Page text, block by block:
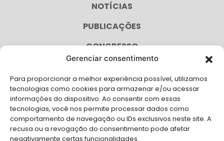
Gerenciar consentimento
Para proporcionar a melhor experiência possível, utilizamos
tecnologias como cookies para armazenar e/ou acessar
informações do dispositivo. Ao consentir com essas
tecnologias, você nos permite processar dados como
comportamento de navegação ou IDs exclusivos neste site. A
recusa ou a revogação do consentimento pode afetar
negativamente certas funcionalidades.
NOTÍCIAS
PUBLICAÇÕES
CONGRESSO
CAMPANHAS
SERVIÇOS
FILIADAS